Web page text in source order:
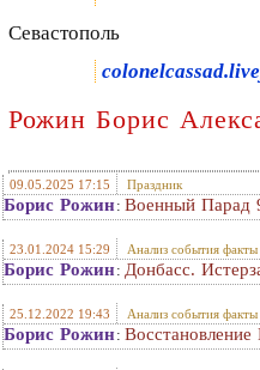
Севастополь
Рожин Борис
09.05.2025 17:15 Праздник
Борис Рожин: Военный Парад
23.01.2024 15:29 Анализ события факты
Борис Рожин: Донбасс.
25.12.2022 19:43 Анализ события факты
Борис Рожин: